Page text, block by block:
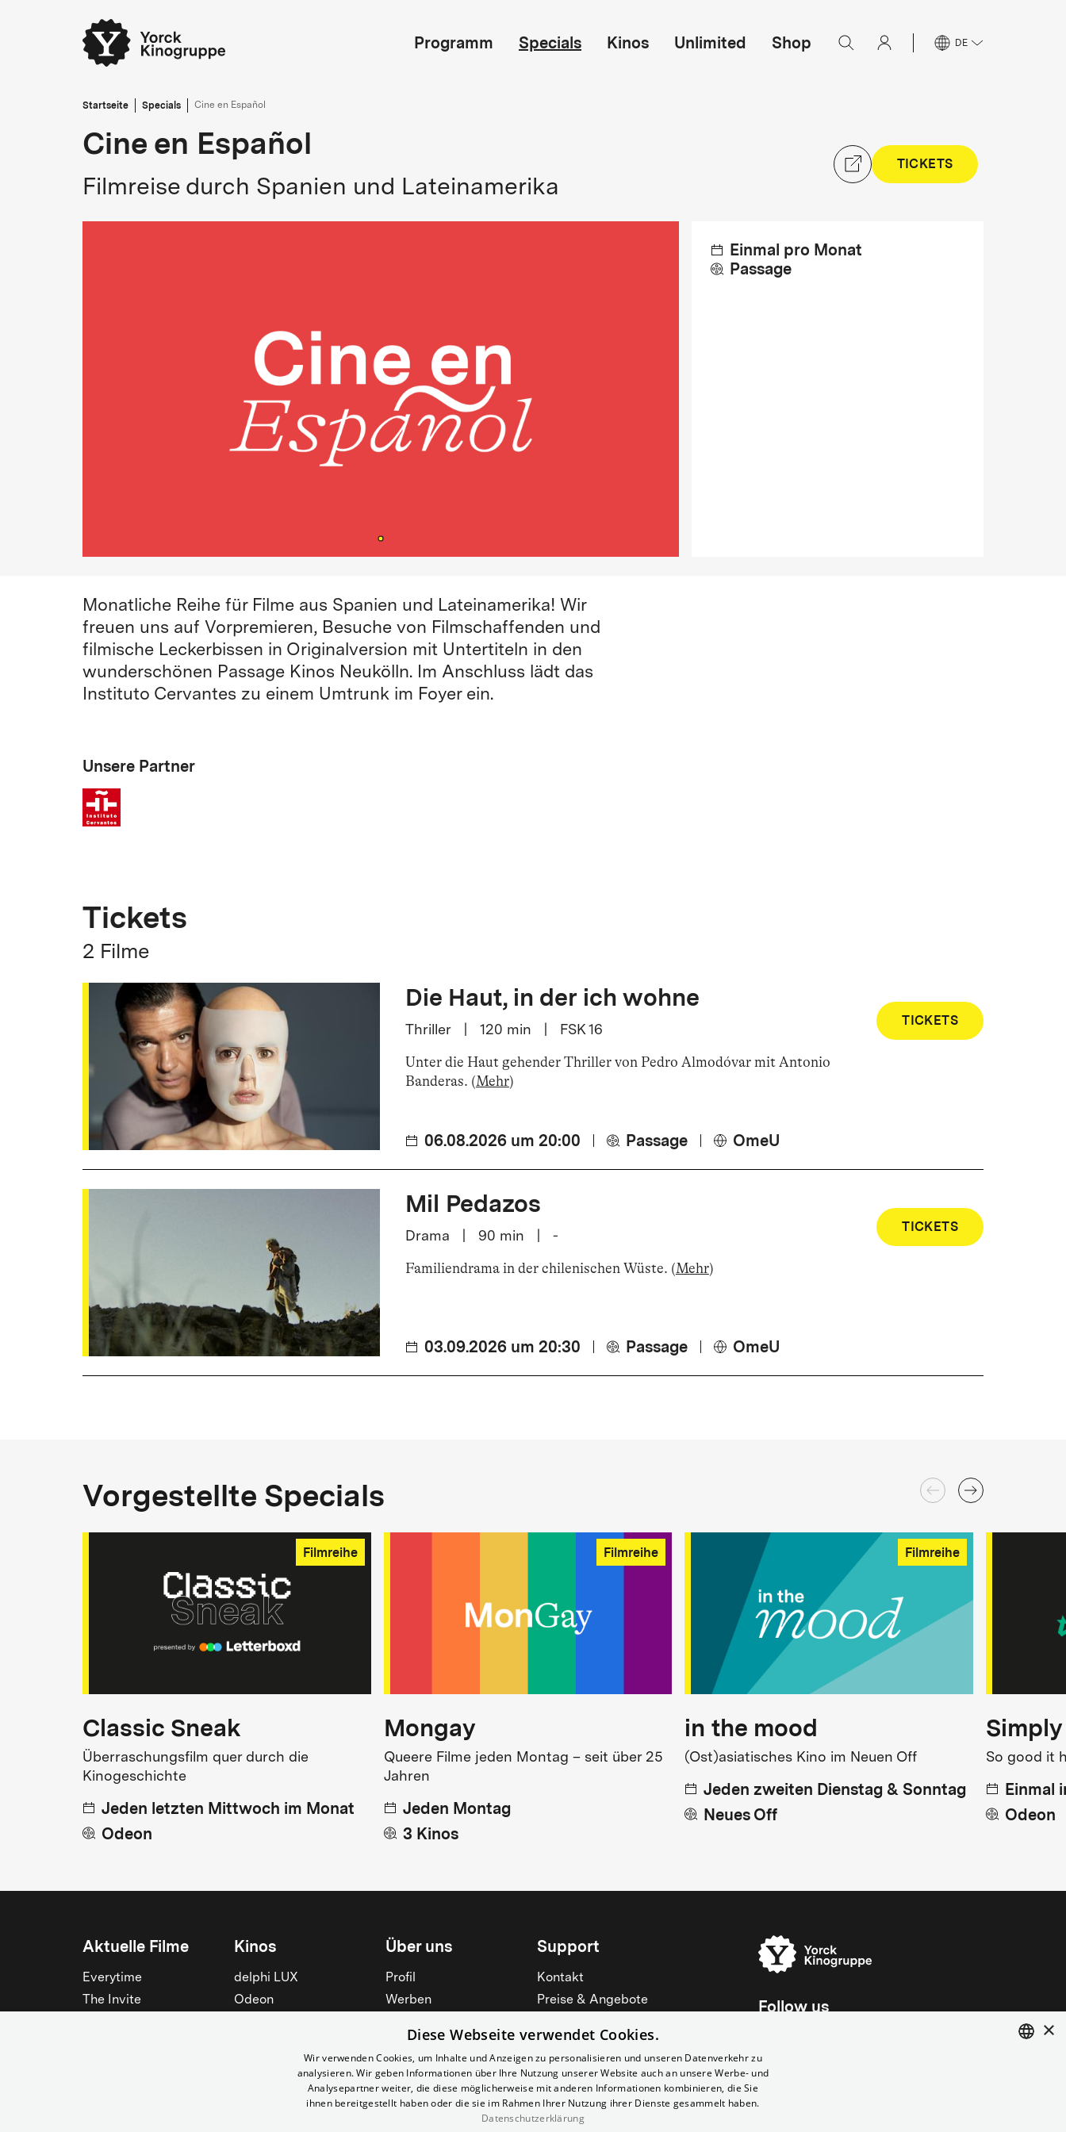
Programm Specials Kinos Unlimited Shop DE
Startseite Specials Cine en Español
Cine en Español
Filmreise durch Spanien und Lateinamerika
TICKETS
Einmal pro Monat
Passage
Monatliche Reihe für Filme aus Spanien und Lateinamerika! Wir
freuen uns auf Vorpremieren, Besuche von Filmschaffenden und
filmische Leckerbissen in Originalversion mit Untertiteln in den
wunderschönen Passage Kinos Neukölln. Im Anschluss lädt das
Instituto Cervantes zu einem Umtrunk im Foyer ein.
Unsere Partner
Tickets
2 Filme
Die Haut, in der ich wohne
Thriller 120 min FSK 16
Unter die Haut gehender Thriller von Pedro Almodóvar mit Antonio
Banderas. (Mehr)
06.08.2026 um 20:00 Passage OmeU
TICKETS
Mil Pedazos
Drama 90 min -
Familiendrama in der chilenischen Wüste. (Mehr)
03.09.2026 um 20:30 Passage OmeU
TICKETS
Vorgestellte Specials
Filmreihe
Classic Sneak
Überraschungsfilm quer durch die
Kinogeschichte
Jeden letzten Mittwoch im Monat
Odeon
Filmreihe
Mongay
Queere Filme jeden Montag – seit über 25
Jahren
Jeden Montag
3 Kinos
Filmreihe
in the mood
(Ost)asiatisches Kino im Neuen Off
Jeden zweiten Dienstag & Sonntag
Neues Off
So good it
Einmal
Odeon
Aktuelle Filme
Everytime
The Invite
Kinos
delphi LUX
Odeon
Über uns
Profil
Werben
Jobs
Kino für Schulen
Support
Kontakt
Preise & Angebote
Barrierefreiheit
Widerruf erklären
Alle zeigen
Follow us
×
Diese Webseite verwendet Cookies.
Wir verwenden Cookies, um Inhalte und Anzeigen zu personalisieren und unseren Datenverkehr zu
analysieren. Wir geben Informationen über Ihre Nutzung unserer Website auch an unsere Werbe- und
Analysepartner weiter, die diese möglicherweise mit anderen Informationen kombinieren, die Sie
ihnen bereitgestellt haben oder die sie im Rahmen Ihrer Nutzung ihrer Dienste gesammelt haben.
Datenschutzerklärung